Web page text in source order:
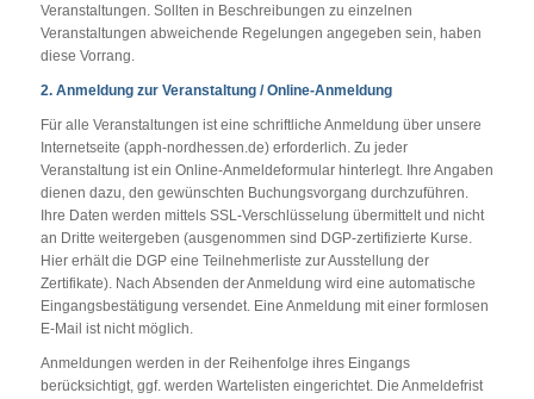
Veranstaltungen. Sollten in Beschreibungen zu einzelnen
Veranstaltungen abweichende Regelungen angegeben sein, haben
diese Vorrang.
2. Anmeldung zur Veranstaltung / Online-Anmeldung
Für alle Veranstaltungen ist eine schriftliche Anmeldung über unsere
Internetseite (apph-nordhessen.de) erforderlich. Zu jeder
Veranstaltung ist ein Online-Anmeldeformular hinterlegt. Ihre Angaben
dienen dazu, den gewünschten Buchungsvorgang durchzuführen.
Ihre Daten werden mittels SSL-Verschlüsselung übermittelt und nicht
an Dritte weitergeben (ausgenommen sind DGP-zertifizierte Kurse.
Hier erhält die DGP eine Teilnehmerliste zur Ausstellung der
Zertifikate). Nach Absenden der Anmeldung wird eine automatische
Eingangsbestätigung versendet. Eine Anmeldung mit einer formlosen
E-Mail ist nicht möglich.
Anmeldungen werden in der Reihenfolge ihres Eingangs
berücksichtigt, ggf. werden Wartelisten eingerichtet. Die Anmeldefrist